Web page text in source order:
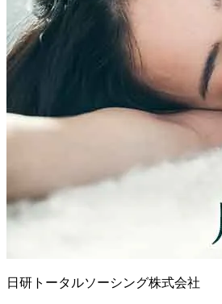
日研トータルソーシング株式会社